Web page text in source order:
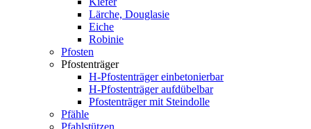
Lärche, Douglasie
Eiche
Robinie
Pfosten
Pfostenträger
H-Pfostenträger einbetonierbar
H-Pfostenträger aufdübelbar
Pfostenträger mit Steindolle
Pfähle
Pfahlstützen